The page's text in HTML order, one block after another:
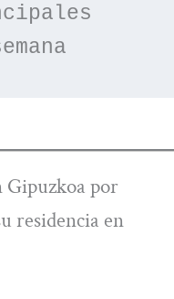
Gipuzkoa por
residencia en